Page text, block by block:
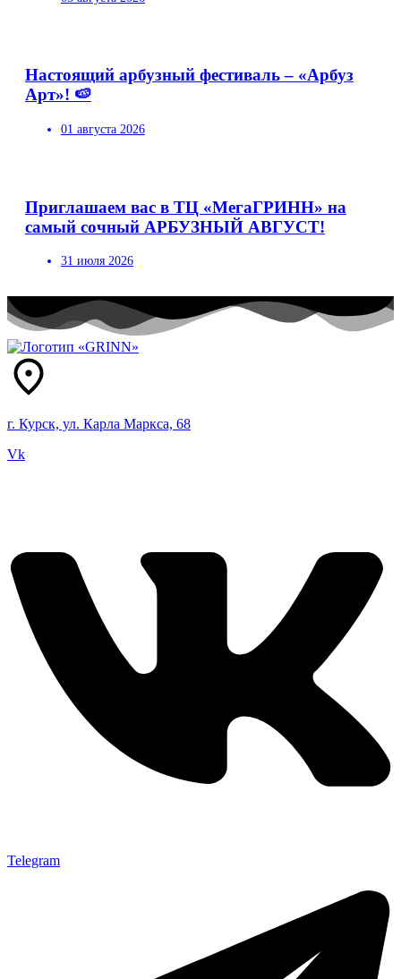
Настоящий арбузный фестиваль – «Арбуз
Арт»! 🍉
01 августа 2026
Приглашаем вас в ТЦ «МегаГРИНН» на
самый сочный АРБУЗНЫЙ АВГУСТ!
31 июля 2026
г. Курск, ул. Карла Маркса, 68
Vk
Telegram